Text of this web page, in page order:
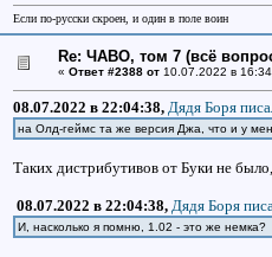
Если по-русски скроен, и один в поле воин
Re: ЧАВО, том 7 (всё
« Ответ #2388 от10.07.2022 в
08.07.2022 в 22:04:38, Дядя Боря
на Олд-геймс та же версия Джа, что и у
Таких дистрибутивов от Буки не
08.07.2022 в 22:04:38, Дядя Боря
И, насколько я помню, 1.02 - это же немка?